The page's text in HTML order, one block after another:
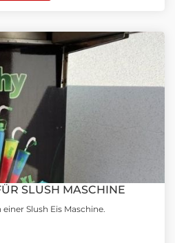
SLUSH MASCHINE
Slush Eis Maschine.